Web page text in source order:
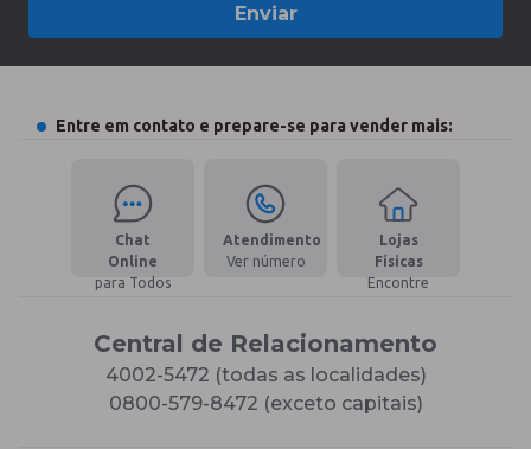
Enviar
Entre em contato e prepare-se para vender mais:
Chat
Online
para Todos
Atendimento
Ver número
Lojas
Físicas
Encontre
Central de Relacionamento
4002-5472 (todas as localidades)
0800-579-8472 (exceto capitais)